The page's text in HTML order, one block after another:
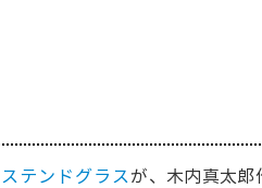
ステンドグラスが、木内真太郎